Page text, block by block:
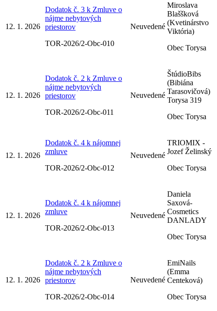
12. 1. 2026
Dodatok č. 3 k Zmluve o
nájme nebytových
priestorov
TOR-2026/2-Obc-010
Neuvedené
Miroslava
Blaššková
(Kvetinárstvo
Viktória)
Obec Torysa
12. 1. 2026
Dodatok č. 2 k Zmluve o
nájme nebytových
priestorov
TOR-2026/2-Obc-011
Neuvedené
ŠtúdioBibs
(Bibiána
Tarasovičová)
Torysa 319
Obec Torysa
12. 1. 2026
Dodatok č. 4 k nájomnej
zmluve
TOR-2026/2-Obc-012
Neuvedené
TRIOMIX -
Jozef Želinský
Obec Torysa
12. 1. 2026
Dodatok č. 4 k nájomnej
zmluve
TOR-2026/2-Obc-013
Neuvedené
Daniela
Saxová-
Cosmetics
DANLADY
Obec Torysa
12. 1. 2026
Dodatok č. 2 k Zmluve o
nájme nebytových
priestorov
TOR-2026/2-Obc-014
Neuvedené
EmiNails
(Emma
Centeková)
Obec Torysa